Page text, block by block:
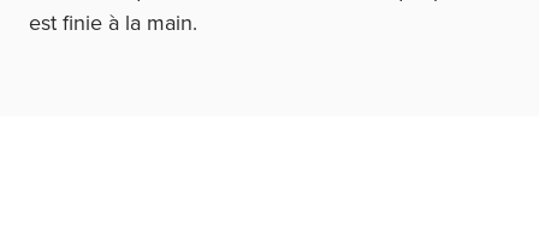
est finie à la main.